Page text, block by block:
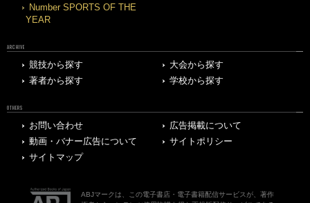
Number SPORTS OF THE
YEAR
ARCHIVE
競技から探す
大会から探す
著者から探す
学校から探す
OTHERS
お問い合わせ
広告掲載について
動画・バナー広告について
サイトポリシー
サイトマップ
ABJマークは、この電子書店・電子書籍配信サービスが、著作